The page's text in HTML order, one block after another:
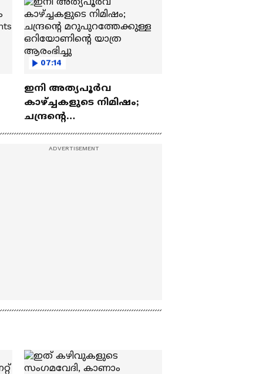
07:14
ഇനി അത്യപൂര്‍വ
കാഴ്ച്ചകളുടെ നിമിഷം;
ചന്ദ്രന്റെ